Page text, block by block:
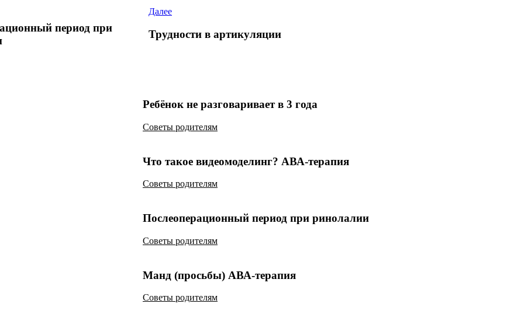
период при
Далее
Трудности в артикуляции
Ребёнок не разговаривает в 3 года
Советы родителям
Что такое видеомоделинг? АВА-терапия
Советы родителям
Послеоперационный период при ринолалии
Советы родителям
Манд (просьбы) АВА-терапия
Советы родителям